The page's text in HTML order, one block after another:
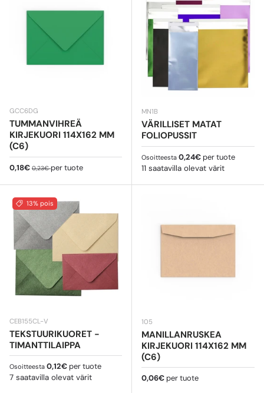
GCC6DG
TUMMANVIHREÄ
KIRJEKUORI 114X162 MM
(C6)
Myyntihinta
0,18€ Normaali hinta
0,23€per tuote
MN1B
VÄRILLISET MATAT
FOLIOPUSSIT
Normaali hinta
Osoitteesta 0,24€ per tuote
11 saatavilla olevat värit
13% pois
CEB155CL-V
TEKSTUURIKUORET -
TIMANTTILAIPPA
Normaali hinta
Osoitteesta 0,12€ per tuote
7 saatavilla olevat värit
105
MANILLANRUSKEA
KIRJEKUORI 114X162 MM
(C6)
Normaali hinta
0,06€ per tuote